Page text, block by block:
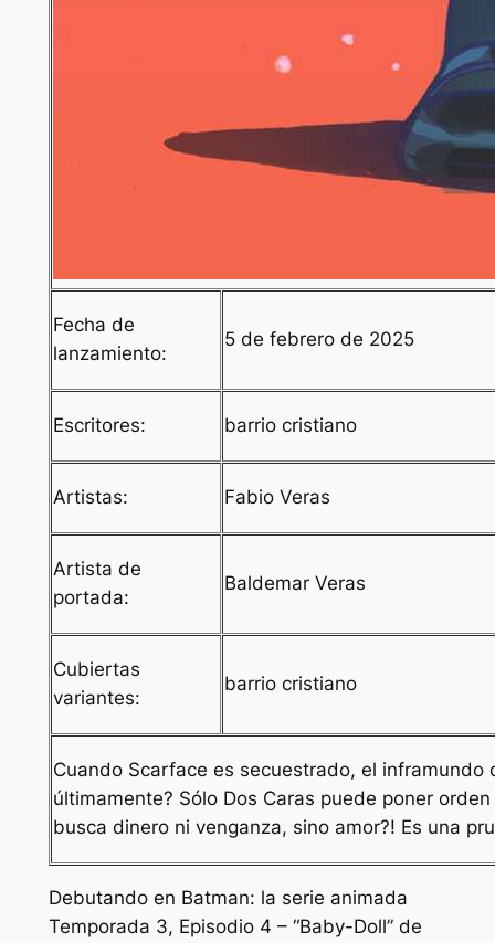
Fecha de
lanzamiento:
5 de febrero de 2025
Escritores: barrio cristiano
Artistas: Fabio Veras
Artista de
portada:
Baldemar Veras
Cubiertas
variantes:
barrio cristiano
Cuando Scarface es secuestrado, el inframundo
últimamente? Sólo Dos Caras puede poner
busca dinero ni venganza, sino amor?! Es una
Debutando en Batman: la serie animada
Temporada 3, Episodio 4 – “Baby-Doll” de